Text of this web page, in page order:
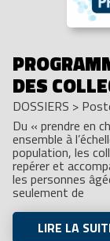
DES
DOSSIERS >
Du « prendre en
ensemble à
population, les
repérer et
les personnes
seulement de
LIRE LA